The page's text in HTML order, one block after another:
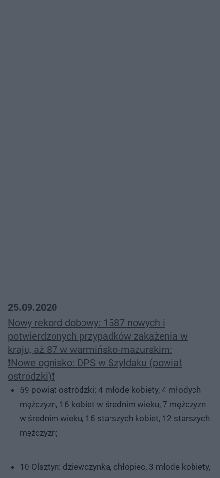
25.09.2020
Nowy rekord dobowy: 1587 nowych i
potwierdzonych przypadków zakażenia w
kraju, aż 87 w warmińsko-mazurskim:
❗️Nowe ognisko: DPS w Szyldaku (powiat
ostródzki)❗️
59 powiat ostródzki: 4 młode kobiety, 4 młodych
mężczyzn, 16 kobiet w średnim wieku, 7 mężczyzn
w średnim wieku, 16 starszych kobiet, 12 starszych
mężczyzn;
10 Olsztyn: dziewczynka, chłopiec, 3 młode kobiety,